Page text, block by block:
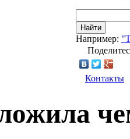
Найти
Например:
Контакты